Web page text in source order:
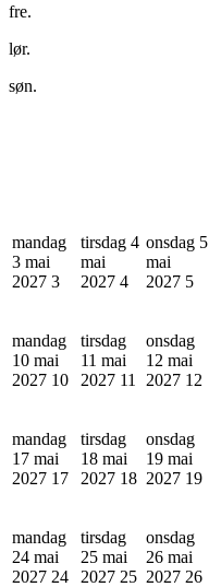
fre.
lør.
søn.
mandag
3 mai
2027 3
tirsdag 4
mai
2027 4
onsdag 5
mai
2027 5
mandag
10 mai
2027 10
tirsdag
11 mai
2027 11
onsdag
12 mai
2027 12
mandag
17 mai
2027 17
tirsdag
18 mai
2027 18
onsdag
19 mai
2027 19
mandag
24 mai
2027 24
tirsdag
25 mai
2027 25
onsdag
26 mai
2027 26